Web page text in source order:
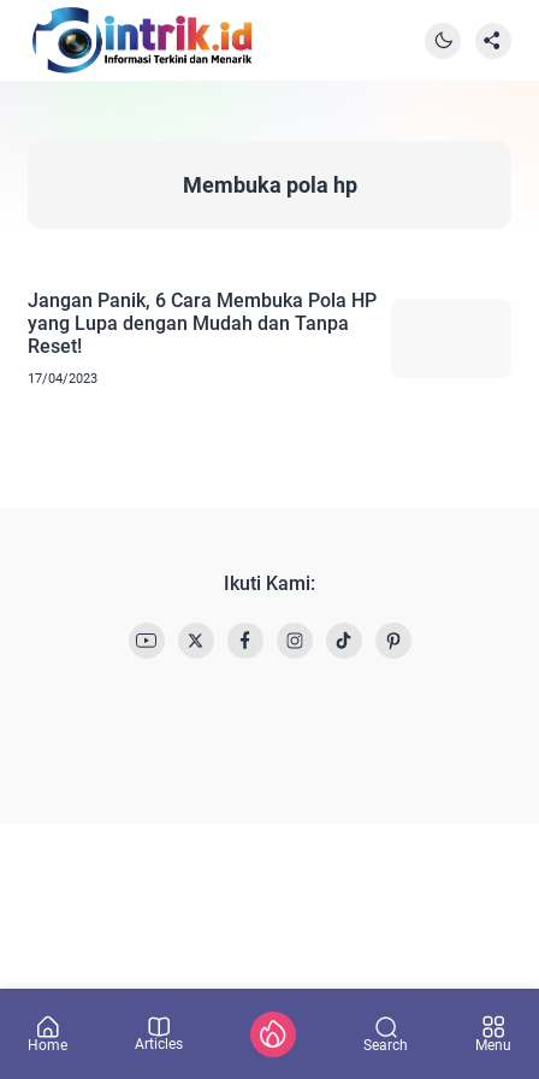
Membuka pola hp
Jangan Panik, 6 Cara Membuka Pola HP
yang Lupa dengan Mudah dan Tanpa
Reset!
17/04/2023
Ikuti Kami:
Home Articles Search Menu